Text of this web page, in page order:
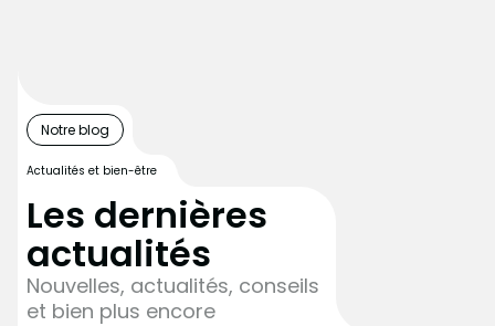
Notre blog
Actualités et bien-être
Les dernières
actualités
Nouvelles, actualités, conseils
et bien plus encore